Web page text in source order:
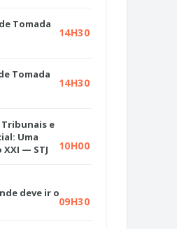
Tomada
14H30
Tomada
14H30
e
Uma
— STJ
10H00
deve ir o
09H30